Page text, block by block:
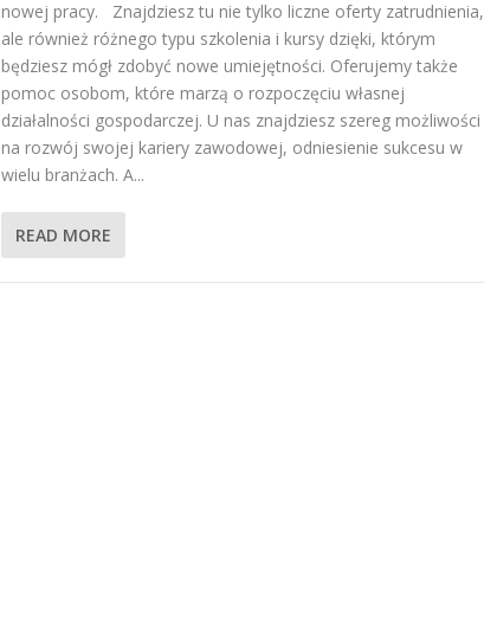
nowej pracy. Znajdziesz tu nie tylko liczne oferty zatrudnienia,
ale również różnego typu szkolenia i kursy dzięki, którym
będziesz mógł zdobyć nowe umiejętności. Oferujemy także
pomoc osobom, które marzą o rozpoczęciu własnej
działalności gospodarczej. U nas znajdziesz szereg możliwości
na rozwój swojej kariery zawodowej, odniesienie sukcesu w
wielu branżach. A...
READ MORE